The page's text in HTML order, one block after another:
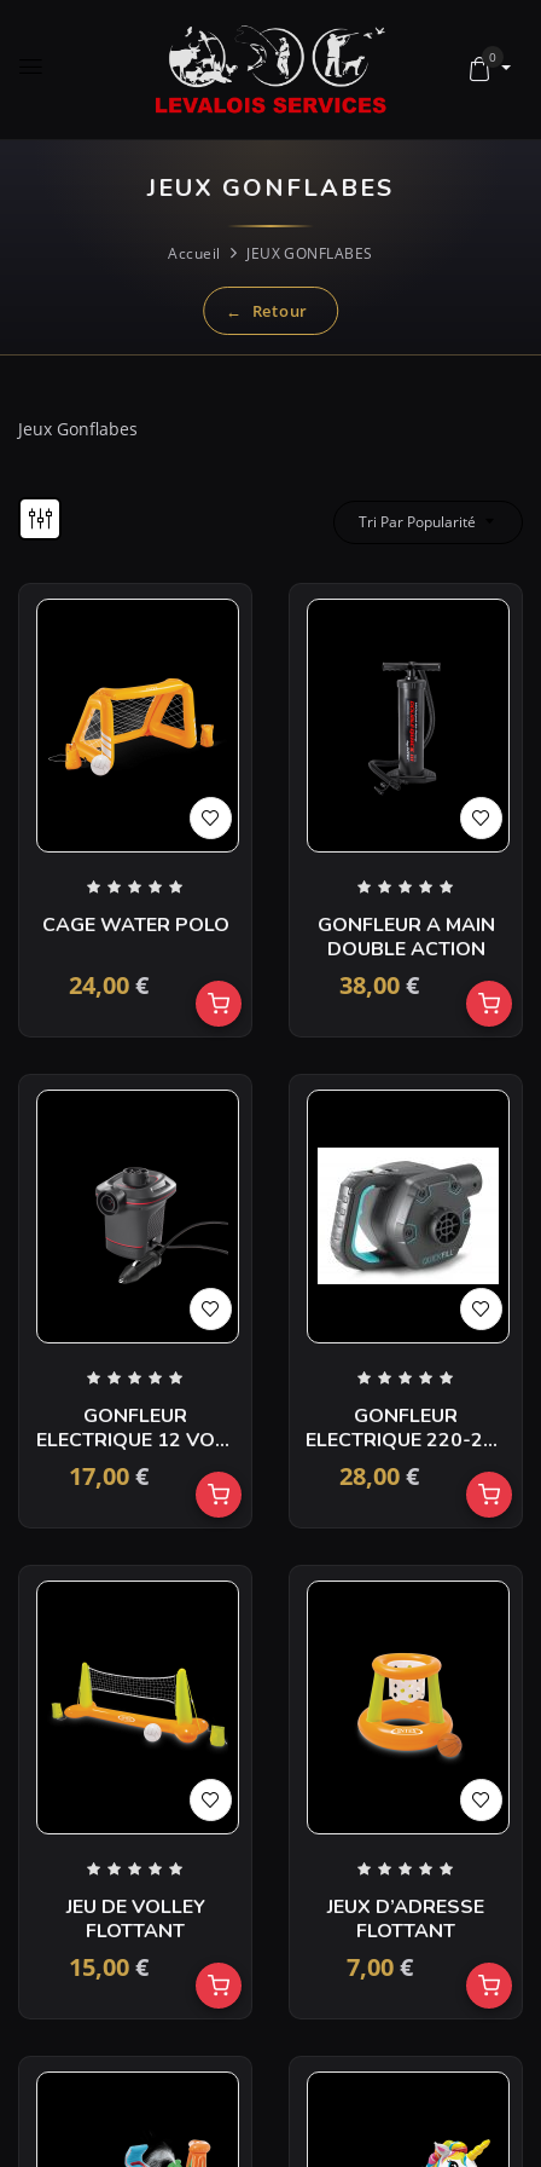
0
JEUX GONFLABES
Accueil JEUX GONFLABES
Jeux Gonflabes
Tri Par Popularité
CAGE WATER POLO
24,00€
GONFLEUR A MAIN
DOUBLE ACTION
38,00€
GONFLEUR
ELECTRIQUE 12 VOLT
ALLUME CIGARE
17,00€
GONFLEUR
ELECTRIQUE 220-240
VOLT POIGNEE
28,00€
JEU DE VOLLEY
FLOTTANT
15,00€
JEUX D’ADRESSE
FLOTTANT
7,00€